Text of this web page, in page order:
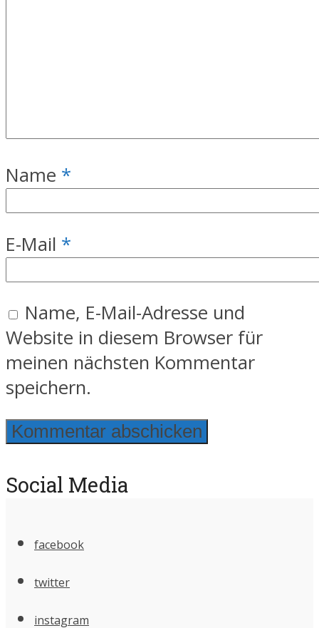
Name *
E-Mail *
Name, E-Mail-Adresse und
Website in diesem Browser für
meinen nächsten Kommentar
speichern.
Social Media
facebook
twitter
instagram